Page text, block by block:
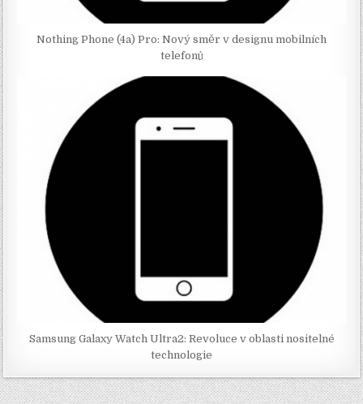
Nothing Phone (4a) Pro: Nový směr v designu mobilních
telefonů
Samsung Galaxy Watch Ultra2: Revoluce v oblasti nositelné
technologie